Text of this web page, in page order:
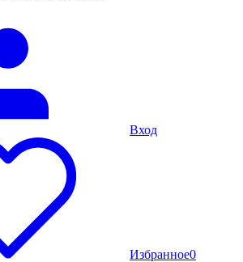
Вход
Избранное0